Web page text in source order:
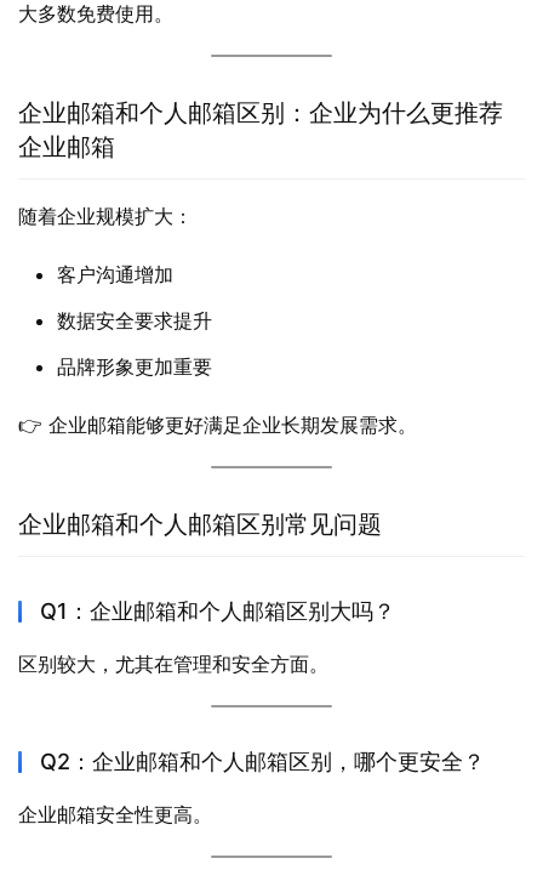
大多数免费使用。
企业邮箱和个人邮箱区别：企业为什么更推荐
企业邮箱
随着企业规模扩大：
客户沟通增加
数据安全要求提升
品牌形象更加重要
👉 企业邮箱能够更好满足企业长期发展需求。
企业邮箱和个人邮箱区别常见问题
Q1：企业邮箱和个人邮箱区别大吗？
区别较大，尤其在管理和安全方面。
Q2：企业邮箱和个人邮箱区别，哪个更安全？
企业邮箱安全性更高。